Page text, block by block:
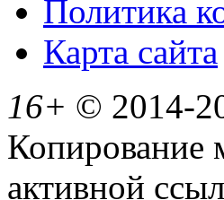
Политика
Карта сайта
16+ © 2014-
Копирование
активной